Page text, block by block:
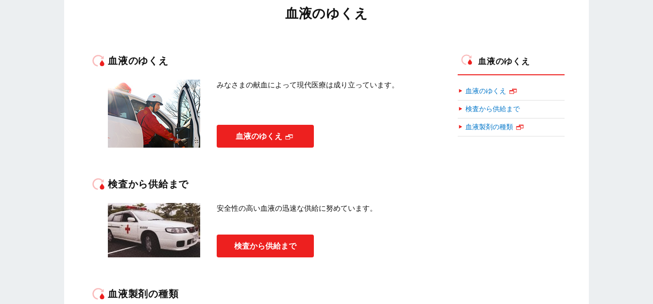
血液のゆくえ
血液のゆくえ
みなさまの献血によって現代医療は成り立っています。
血液のゆくえ
検査から供給まで
安全性の高い血液の迅速な供給に努めています。
検査から供給まで
血液製剤の種類
血液のゆくえ
血液のゆくえ
検査から供給まで
血液製剤の種類